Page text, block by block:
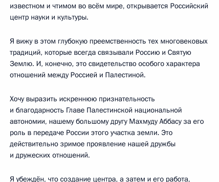
известном и чтимом во всём мире, открывается Российский
центр науки и культуры.
Я вижу в этом глубокую преемственность тех многовековых
традиций, которые всегда связывали Россию и Святую
Землю. И, конечно, это свидетельство особого характера
отношений между Россией и Палестиной.
Хочу выразить искреннюю признательность
и благодарность Главе Палестинской национальной
автономии, нашему большому другу Махмуду Аббасу за его
роль в передаче России этого участка земли. Это
действительно зримое проявление нашей дружбы
и дружеских отношений.
Я убеждён, что создание центра, а затем и его работа,